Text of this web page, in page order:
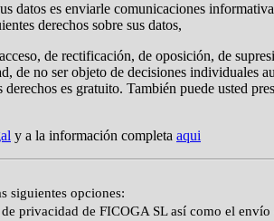
datos es enviarle comunicaciones
derechos sobre sus datos,
de rectificación, de oposición, de
de no ser objeto de decisiones individuales
derechos es gratuito. También puede usted
y a la información completa aqui
siguientes opciones:
privacidad de FICOGA SL así como el